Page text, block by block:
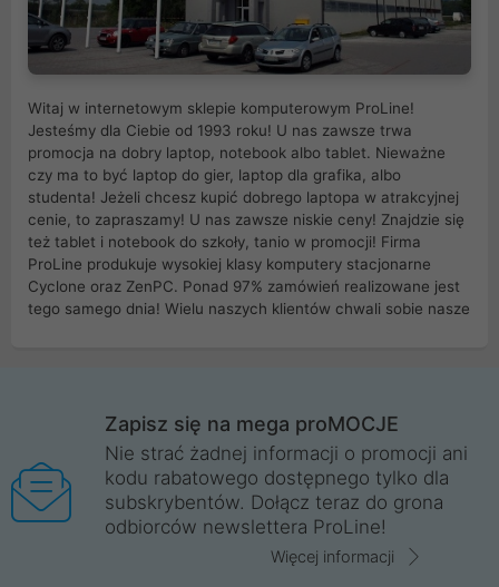
Witaj w internetowym sklepie komputerowym ProLine!
Jesteśmy dla Ciebie od 1993 roku! U nas zawsze trwa
promocja na dobry laptop, notebook albo tablet. Nieważne
czy ma to być laptop do gier, laptop dla grafika, albo
studenta! Jeżeli chcesz kupić dobrego laptopa w atrakcyjnej
cenie, to zapraszamy! U nas zawsze niskie ceny! Znajdzie się
też tablet i notebook do szkoły, tanio w promocji! Firma
ProLine produkuje wysokiej klasy komputery stacjonarne
Cyclone oraz ZenPC. Ponad 97% zamówień realizowane jest
tego samego dnia! Wielu naszych klientów chwali sobie nasze
Wrocław, Poznań, Legnica, Katowice, Gliwice, Kalisz, Bytom,
Trzebnica, Opole. Szybka i profesjonalna obsługa!
ProLine to polska firma ze 100% polskim kapitałem. Działamy
legalnie i płacimy podatki w naszym kraju! Posiadamy siedzibę
główną w Mirkowie oraz salony na terenie kraju. Cała
komunikacja ze sklepem komputerowym ProLine jest
Zapisz się na mega proMOCJE
Nie strać żadnej informacji o promocji ani
kodu rabatowego dostępnego tylko dla
subskrybentów. Dołącz teraz do grona
odbiorców newslettera ProLine!
Więcej informacji